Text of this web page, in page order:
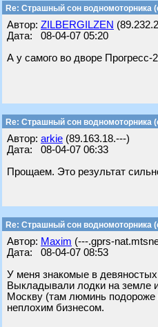
Re: Страшный сон водномоторника
Автор: ZILBERGILZEN
Дата: 08-04-07 05:20
А у самого во дворе Прогресс-
Re: Страшный сон водномоторника
Автор: arkie (89.163.18.---)
Дата: 08-04-07 06:33
Прощаем. Это результат
Re: Страшный сон водномоторника
Автор: Maxim (---.gprs-
Дата: 08-04-07 08:53
У меня знакомые в
Выкладывали лодки на земле
Москву (там люминь
неплохим бизнесом.